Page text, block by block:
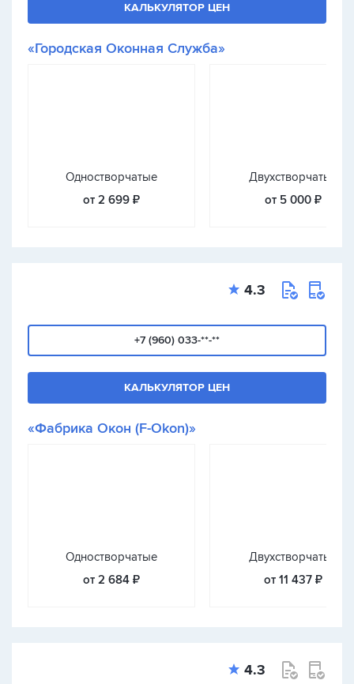
КАЛЬКУЛЯТОР ЦЕН
«Городская Оконная Служба»
Одностворчатые
от 2 699 ₽
Двухстворчатые
от 5 000 ₽
4.3
+7 (960) 033-**-**
КАЛЬКУЛЯТОР ЦЕН
«Фабрика Окон (F-Okon)»
Одностворчатые
от 2 684 ₽
Двухстворчатые
от 11 437 ₽
4.3